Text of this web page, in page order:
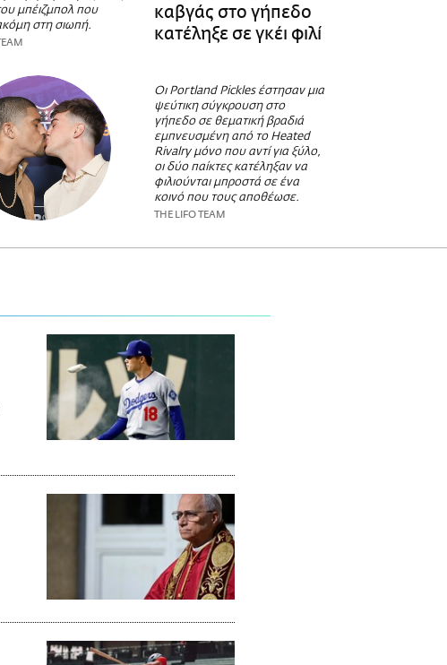
μπέιζμπολ που
στη σιωπή.
καβγάς στο γήπεδο
κατέληξε σε γκέι φιλί
Οι Portland Pickles έστησαν μια
ψεύτικη σύγκρουση στο
γήπεδο σε θεματική βραδιά
εμπνευσμένη από το Heated
Rivalry μόνο που αντί για ξύλο,
οι δύο παίκτες κατέληξαν να
φιλιούνται μπροστά σε ένα
κοινό που τους αποθέωσε.
THE LIFO TEAM